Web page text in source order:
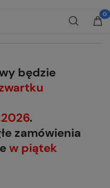
będzie
.
zamówienia
w piątek